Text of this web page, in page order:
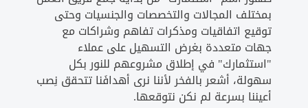
بمختلف المجالات والتخصصات والجنسيات وحتى
توقيع اتفاقيات ومذكرات تفاهم وشراكات مع
جهات متعددة بغرض التسهيل على عملاء
"استثمارك" في إطلاق مشروعهم للنور بكل
سهولة، أشعر بالفخر لأننا نرى أهدافَنا تتحقق نِصب
أعيننا بسرعة لم نكن نتوقعها.